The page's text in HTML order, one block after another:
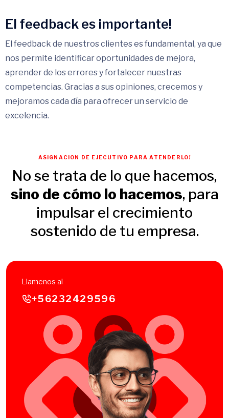
El feedback es importante!
El feedback de nuestros clientes es fundamental, ya que
nos permite identificar oportunidades de mejora,
aprender de los errores y fortalecer nuestras
competencias. Gracias a sus opiniones, crecemos y
mejoramos cada día para ofrecer un servicio de
excelencia.
ASIGNACION DE EJECUTIVO PARA ATENDERLO!
No se trata de lo que hacemos,
sino de cómo lo hacemos, para
impulsar el crecimiento
sostenido de tu empresa.
Llamenos al
+56232429596